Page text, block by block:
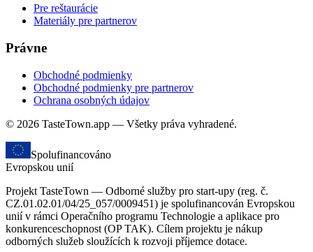
Pre reštaurácie
Materiály pre partnerov
Právne
Obchodné podmienky
Obchodné podmienky pre partnerov
Ochrana osobných údajov
© 2026 TasteTown.app — Všetky práva vyhradené.
Spolufinancováno
Evropskou unií
Projekt TasteTown — Odborné služby pro start-upy (reg. č.
CZ.01.02.01/04/25_057/0009451) je spolufinancován Evropskou
unií v rámci Operačního programu Technologie a aplikace pro
konkurenceschopnost (OP TAK). Cílem projektu je nákup
odborných služeb sloužících k rozvoji příjemce dotace.